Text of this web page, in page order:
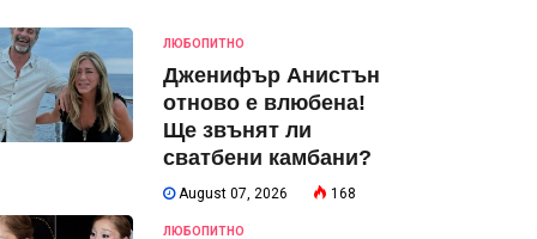
ЛЮБОПИТНО
Дженифър Анистън
отново е влюбена!
Ще звънят ли
сватбени камбани?
August 07, 2026 168
ЛЮБОПИТНО